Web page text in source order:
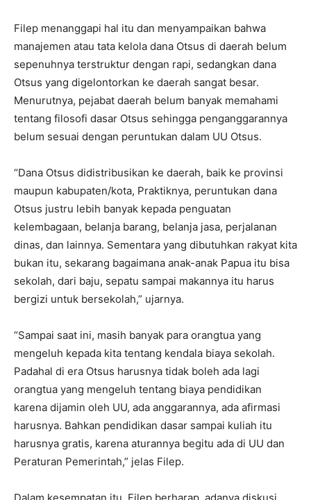
Filep menanggapi hal itu dan menyampaikan bahwa
manajemen atau tata kelola dana Otsus di daerah belum
sepenuhnya terstruktur dengan rapi, sedangkan dana
Otsus yang digelontorkan ke daerah sangat besar.
Menurutnya, pejabat daerah belum banyak memahami
tentang filosofi dasar Otsus sehingga penganggarannya
belum sesuai dengan peruntukan dalam UU Otsus.
“Dana Otsus didistribusikan ke daerah, baik ke provinsi
maupun kabupaten/kota, Praktiknya, peruntukan dana
Otsus justru lebih banyak kepada penguatan
kelembagaan, belanja barang, belanja jasa, perjalanan
dinas, dan lainnya. Sementara yang dibutuhkan rakyat kita
bukan itu, sekarang bagaimana anak-anak Papua itu bisa
sekolah, dari baju, sepatu sampai makannya itu harus
bergizi untuk bersekolah,” ujarnya.
“Sampai saat ini, masih banyak para orangtua yang
mengeluh kepada kita tentang kendala biaya sekolah.
Padahal di era Otsus harusnya tidak boleh ada lagi
orangtua yang mengeluh tentang biaya pendidikan
karena dijamin oleh UU, ada anggarannya, ada afirmasi
harusnya. Bahkan pendidikan dasar sampai kuliah itu
harusnya gratis, karena aturannya begitu ada di UU dan
Peraturan Pemerintah,” jelas Filep.